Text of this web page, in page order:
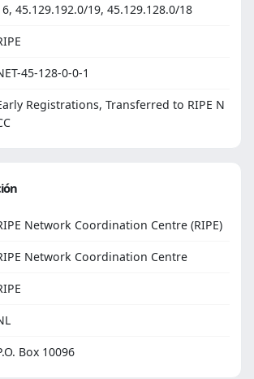
45.129.192.0/19, 45.129.128.0/18
45-128-0-0-1
Registrations, Transferred to RIPE N
Network Coordination Centre (RIPE)
Network Coordination Centre
Box 10096